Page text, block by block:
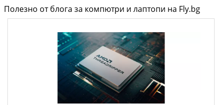
Полезно от блога за компютри и лаптопи на Fly.bg